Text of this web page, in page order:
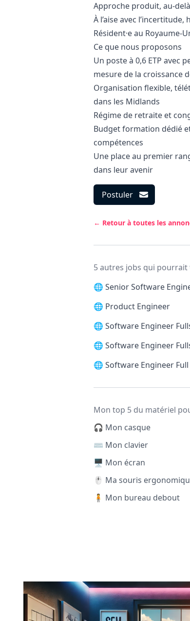
Approche produit, au-
À l’aise avec
Résident·e au
Ce que nous proposons
Un poste à 0,6 ETP avec
mesure de la croissance
Organisation flexible,
dans les Midlands
Régime de retraite et
Budget formation dédié
compétences
Une place au premier
dans leur avenir
Postuler
← Retour à toutes les
5 autres jobs qui
🌐 Senior Software
🌐 Product Engineer
🌐 Software Engineer
🌐 Software Engineer
🌐 Software Engineer
Mon top 5 du matériel
🎧 Mon casque
⌨️ Mon clavier
🖥️ Mon écran
🖱️ Ma souris
🧍 Mon bureau debout